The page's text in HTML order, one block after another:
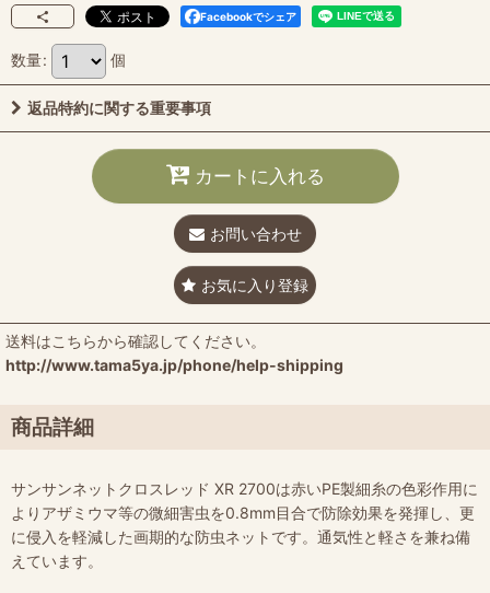
Facebookでシェア
数量: 個
返品特約に関する重要事項
カートに入れる
お問い合わせ
お気に入り登録
送料はこちらから確認してください。
http://www.tama5ya.jp/phone/help-shipping
商品詳細
サンサンネットクロスレッド XR 2700は赤いPE製細糸の色彩作用に
よりアザミウマ等の微細害虫を0.8mm目合で防除効果を発揮し、更
に侵入を軽減した画期的な防虫ネットです。通気性と軽さを兼ね備
えています。